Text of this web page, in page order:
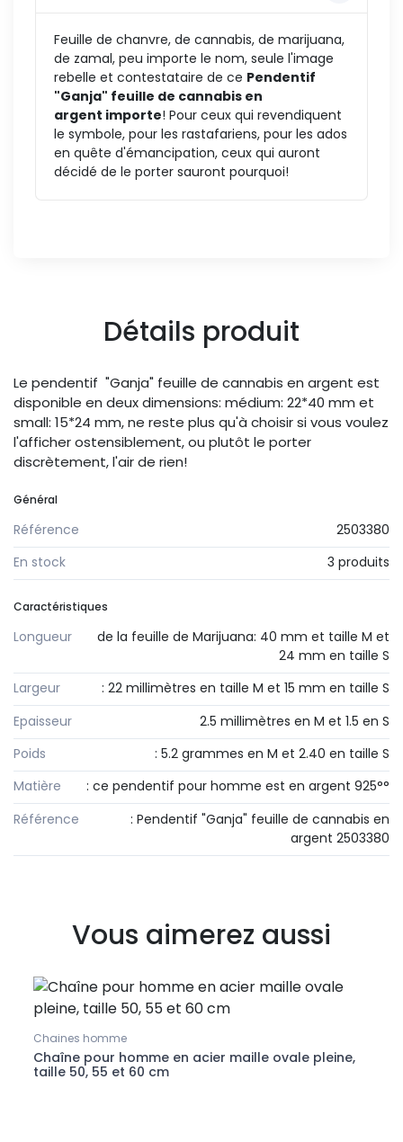
Feuille de chanvre, de cannabis, de marijuana,
de zamal, peu importe le nom, seule l'image
rebelle et contestataire de ce Pendentif
"Ganja" feuille de cannabis en
argent importe! Pour ceux qui revendiquent
le symbole, pour les rastafariens, pour les ados
en quête d'émancipation, ceux qui auront
décidé de le porter sauront pourquoi!
Détails produit
Le pendentif "Ganja" feuille de cannabis en argent est
disponible en deux dimensions: médium: 22*40 mm et
small: 15*24 mm, ne reste plus qu'à choisir si vous voulez
l'afficher ostensiblement, ou plutôt le porter
discrètement, l'air de rien!
Général
Référence
2503380
En stock
3 produits
Caractéristiques
Longueur
de la feuille de Marijuana: 40 mm et taille M et
24 mm en taille S
Largeur
: 22 millimètres en taille M et 15 mm en taille S
Epaisseur
2.5 millimètres en M et 1.5 en S
Poids
: 5.2 grammes en M et 2.40 en taille S
Matière
: ce pendentif pour homme est en argent 925°°
Référence
: Pendentif "Ganja" feuille de cannabis en
argent 2503380
Vous aimerez aussi
Chaines homme
Chaîne pour homme en acier maille ovale pleine,
taille 50, 55 et 60 cm